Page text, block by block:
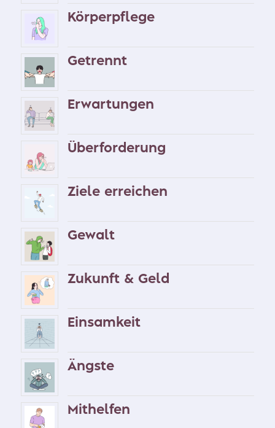
Körperpflege
Getrennt
Erwartungen
Überforderung
Ziele erreichen
Gewalt
Zukunft & Geld
Einsamkeit
Ängste
Mithelfen